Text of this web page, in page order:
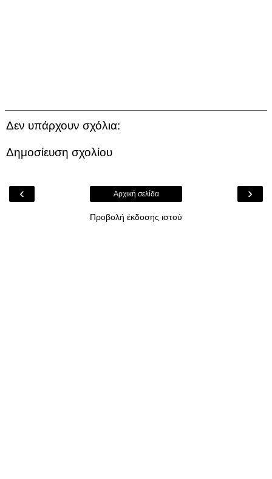
Δεν υπάρχουν σχόλια:
Δημοσίευση σχολίου
‹ ›
Αρχική σελίδα
Προβολή έκδοσης ιστού